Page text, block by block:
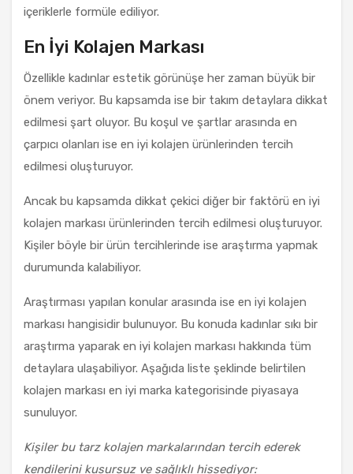
içeriklerle formüle ediliyor.
En İyi Kolajen Markası
Özellikle kadınlar estetik görünüşe her zaman büyük bir
önem veriyor. Bu kapsamda ise bir takım detaylara dikkat
edilmesi şart oluyor. Bu koşul ve şartlar arasında en
çarpıcı olanları ise en iyi kolajen ürünlerinden tercih
edilmesi oluşturuyor.
Ancak bu kapsamda dikkat çekici diğer bir faktörü en iyi
kolajen markası ürünlerinden tercih edilmesi oluşturuyor.
Kişiler böyle bir ürün tercihlerinde ise araştırma yapmak
durumunda kalabiliyor.
Araştırması yapılan konular arasında ise en iyi kolajen
markası hangisidir bulunuyor. Bu konuda kadınlar sıkı bir
araştırma yaparak en iyi kolajen markası hakkında tüm
detaylara ulaşabiliyor. Aşağıda liste şeklinde belirtilen
kolajen markası en iyi marka kategorisinde piyasaya
sunuluyor.
Kişiler bu tarz kolajen markalarından tercih ederek
kendilerini kusursuz ve sağlıklı hissediyor: